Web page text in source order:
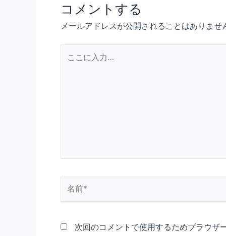
コメントする
メールアドレスが公開されることはありませ
前
次回のコメントで使用するためブラウザ